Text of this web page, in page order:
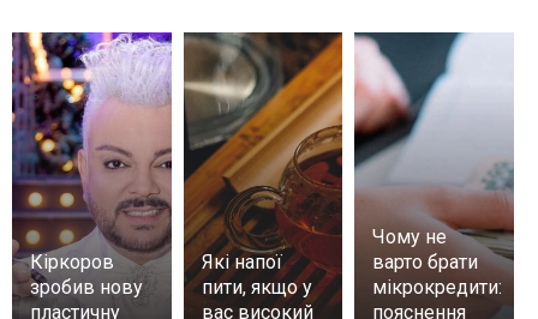
Кіркоров
зробив нову
пластичну
Які напої
пити, якщо у
вас високий
Чому не
варто брати
мікрокредити:
пояснення